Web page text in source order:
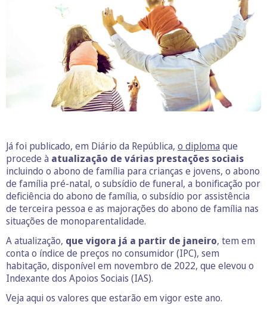
Já foi publicado, em Diário da República, o diploma que
procede à atualização de várias prestações sociais
incluindo o abono de família para crianças e jovens, o abono
de família pré-natal, o subsídio de funeral, a bonificação por
deficiência do abono de família, o subsídio por assistência
de terceira pessoa e as majorações do abono de família nas
situações de monoparentalidade.
A atualização, que vigora já a partir de janeiro, tem em
conta o índice de preços no consumidor (IPC), sem
habitação, disponível em novembro de 2022, que elevou o
Indexante dos Apoios Sociais (IAS).
Veja aqui os valores que estarão em vigor este ano.